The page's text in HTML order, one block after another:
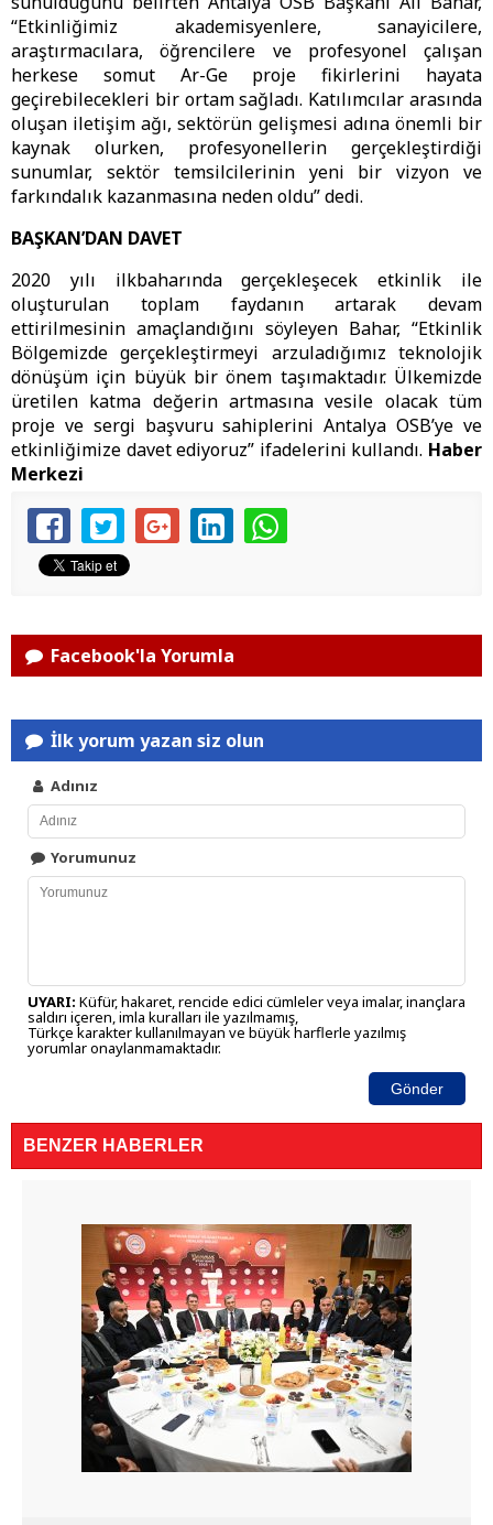
“Etkinliğimiz akademisyenlere, sanayicilere,
araştırmacılara, öğrencilere ve profesyonel çalışan
herkese somut Ar-Ge proje fikirlerini hayata
geçirebilecekleri bir ortam sağladı. Katılımcılar arasında
oluşan iletişim ağı, sektörün gelişmesi adına önemli bir
kaynak olurken, profesyonellerin gerçekleştirdiği
sunumlar, sektör temsilcilerinin yeni bir vizyon ve
farkındalık kazanmasına neden oldu” dedi.
BAŞKAN’DAN DAVET
2020 yılı ilkbaharında gerçekleşecek etkinlik ile
oluşturulan toplam faydanın artarak devam
ettirilmesinin amaçlandığını söyleyen Bahar, “Etkinlik
Bölgemizde gerçekleştirmeyi arzuladığımız teknolojik
dönüşüm için büyük bir önem taşımaktadır. Ülkemizde
üretilen katma değerin artmasına vesile olacak tüm
proje ve sergi başvuru sahiplerini Antalya OSB’ye ve
etkinliğimize davet ediyoruz” ifadelerini kullandı. Haber
Merkezi
Facebook'la Yorumla
İlk yorum yazan siz olun
Adınız
Yorumunuz
UYARI: Küfür, hakaret, rencide edici cümleler veya imalar, inançlara
saldırı içeren, imla kuralları ile yazılmamış,
Türkçe karakter kullanılmayan ve büyük harflerle yazılmış
yorumlar onaylanmamaktadır.
Gönder
BENZER HABERLER